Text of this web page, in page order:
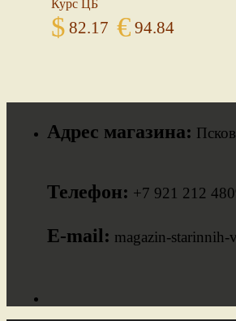
Курс ЦБ
$ 82.17 € 94.84
Адрес магазина:
Телефон: +7 921 212
E-mail: magazin-starinnih-